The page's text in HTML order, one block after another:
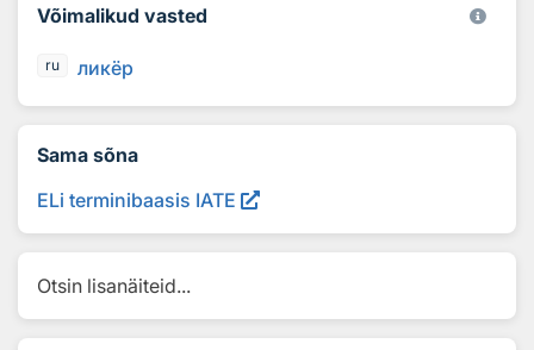
Võimalikud vasted
ru ликёр
Sama sõna
ELi terminibaasis IATE
Otsin lisanäiteid...